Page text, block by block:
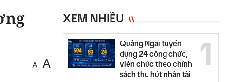
A A
XEM NHIỀU
1
Quảng Ngãi tuyển
dụng 24 công chức,
viên chức theo chính
sách thu hút nhân tài